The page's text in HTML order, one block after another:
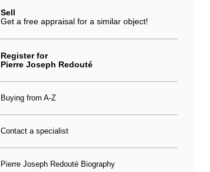
Sell
Get a free appraisal for a similar object!
Register for
Pierre Joseph Redouté
Buying from A-Z
Contact a specialist
Pierre Joseph Redouté Biography